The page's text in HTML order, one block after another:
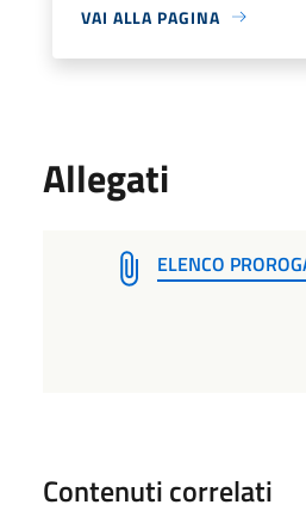
VAI ALLA PAGINA
Allegati
ELENCO
Contenuti correlati